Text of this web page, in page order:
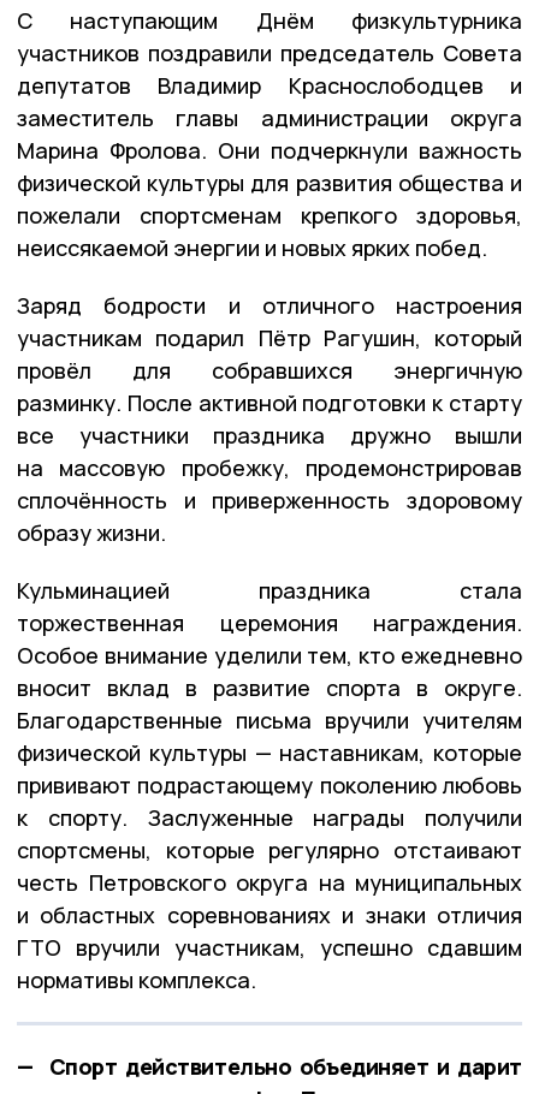
С наступающим Днём физкультурника
участников поздравили председатель Совета
депутатов Владимир Краснослободцев и
заместитель главы администрации округа
Марина Фролова. Они подчеркнули важность
физической культуры для развития общества и
пожелали спортсменам крепкого здоровья,
неиссякаемой энергии и новых ярких побед.
Заряд бодрости и отличного настроения
участникам подарил Пётр Рагушин, который
провёл для собравшихся энергичную
разминку. После активной подготовки к старту
все участники праздника дружно вышли
на массовую пробежку, продемонстрировав
сплочённость и приверженность здоровому
образу жизни.
Кульминацией праздника стала
торжественная церемония награждения.
Особое внимание уделили тем, кто ежедневно
вносит вклад в развитие спорта в округе.
Благодарственные письма вручили учителям
физической культуры — наставникам, которые
прививают подрастающему поколению любовь
к спорту. Заслуженные награды получили
спортсмены, которые регулярно отстаивают
честь Петровского округа на муниципальных
и областных соревнованиях и знаки отличия
ГТО вручили участникам, успешно сдавшим
нормативы комплекса.
— Спорт действительно объединяет и дарит